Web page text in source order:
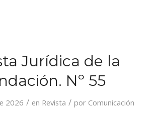
Jurídica de la
Nº 55
2026 / en Revista / por Comunicación